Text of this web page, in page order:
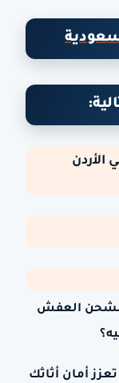
الأردن
لشحن العفش
أمان أثاثك